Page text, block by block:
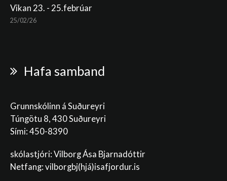
Vikan 23. - 25.febrúar
25/02/26
Hafa samband
Grunnskólinn á Suðureyri
Túngötu 8, 430 Suðureyri
Sími: 450-8390
skólastjóri: Vilborg Ása Bjarnadóttir
Netfang: vilborgbj(hjá)isafjordur.is